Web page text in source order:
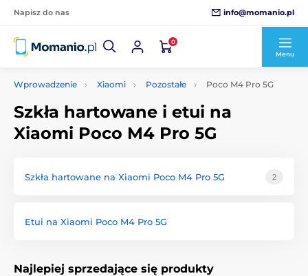
Napisz do nas info@momanio.pl
0
Menu
Wprowadzenie Xiaomi Pozostałe Poco M4 Pro 5G
Szkła hartowane i etui na
Xiaomi Poco M4 Pro 5G
Szkła hartowane na Xiaomi Poco M4 Pro 5G 2
Etui na Xiaomi Poco M4 Pro 5G
Najlepiej sprzedające się produkty